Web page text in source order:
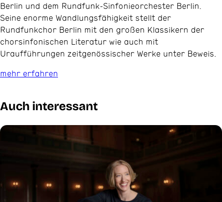
Berlin und dem Rundfunk-Sinfonieorchester Berlin.
Seine enorme Wandlungsfähigkeit stellt der
Rundfunkchor Berlin mit den großen Klassikern der
chorsinfonischen Literatur wie auch mit
Uraufführungen zeitgenössischer Werke unter Beweis.
mehr erfahren
Auch interessant